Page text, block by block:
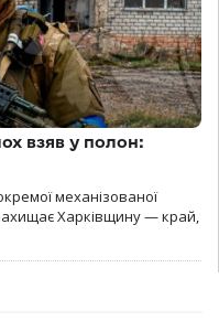
взяв у полон:
механізованої
Харківщину — край,